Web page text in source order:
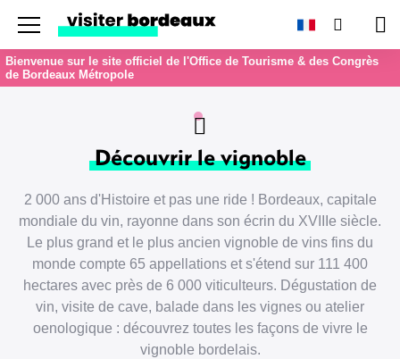
Menu
Bienvenue sur le site officiel de l'Office de Tourisme & des Congrès
de Bordeaux Métropole
Découvrir le vignoble
2 000 ans d'Histoire et pas une ride ! Bordeaux, capitale
mondiale du vin, rayonne dans son écrin du XVIIIe siècle.
Le plus grand et le plus ancien vignoble de vins fins du
monde compte 65 appellations et s'étend sur 111 400
hectares avec près de 6 000 viticulteurs. Dégustation de
vin, visite de cave, balade dans les vignes ou atelier
oenologique : découvrez toutes les façons de vivre le
vignoble bordelais.